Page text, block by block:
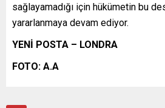
sağlayamadığı için hükümetin bu
yararlanmaya devam ediyor.
YENİ POSTA – LONDRA
FOTO: A.A